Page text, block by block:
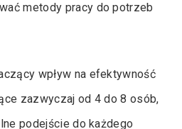
metody pracy do potrzeb
wpływ na efektywność
zazwyczaj od 4 do 8 osób,
podejście do każdego